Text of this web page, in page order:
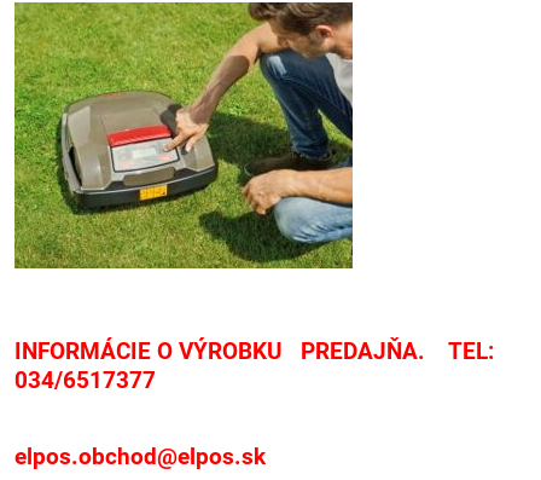
INFORMÁCIE O VÝROBKU PREDAJŇA. TEL:
034/6517377
elpos.obchod@elpos.sk